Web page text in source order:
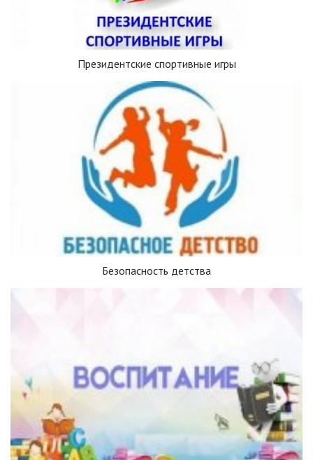
Президентские спортивные игры
Безопасность детства